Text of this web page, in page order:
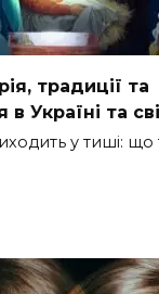
традиції та
Україні та
у тиші: що